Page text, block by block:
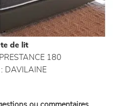
de lit
PRESTANCE 180
DAVILAINE